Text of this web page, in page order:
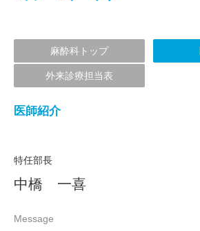
麻酔科トップ
外来診療担当表
医師紹介
特任部長
中橋 一喜
Message